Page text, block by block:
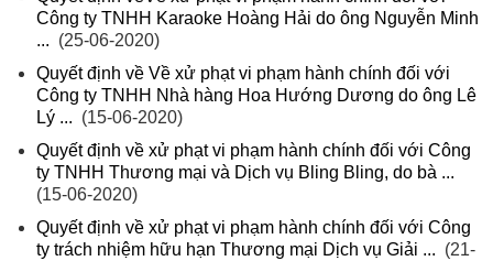
Công ty TNHH Karaoke Hoàng Hải do ông Nguyễn Minh
... (25-06-2020)
Quyết định về Về xử phạt vi phạm hành chính đối với
Công ty TNHH Nhà hàng Hoa Hướng Dương do ông Lê
Lý ... (15-06-2020)
Quyết định về xử phạt vi phạm hành chính đối với Công
ty TNHH Thương mại và Dịch vụ Bling Bling, do bà ...
(15-06-2020)
Quyết định về xử phạt vi phạm hành chính đối với Công
ty trách nhiệm hữu hạn Thương mại Dịch vụ Giải ... (21-